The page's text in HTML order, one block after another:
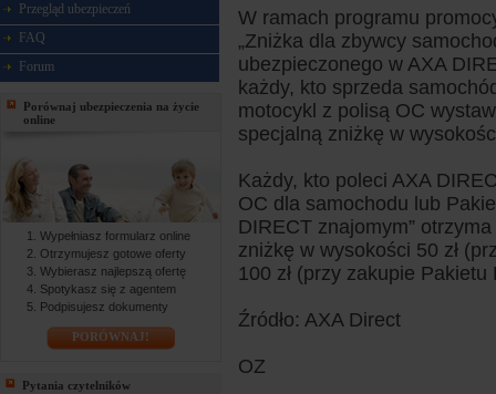
Przegląd ubezpieczeń
FAQ
Forum
Porównaj ubezpieczenia na życie
online
Wypełniasz formularz online
Otrzymujesz gotowe oferty
Wybierasz najlepszą ofertę
Spotykasz się z agentem
Podpisujesz dokumenty
PORÓWNAJ!
Pytania czytelników
W ramach programu
„Zniżka dla zbywcy
ubezpieczonego w AXA
każdy, kto sprzeda
motocykl z polisą OC
specjalną zniżkę w
Każdy, kto poleci AXA
OC dla samochodu lub
DIRECT znajomym”
zniżkę w wysokości 50 zł
100 zł (przy zakupie
Źródło: AXA Direct
OZ